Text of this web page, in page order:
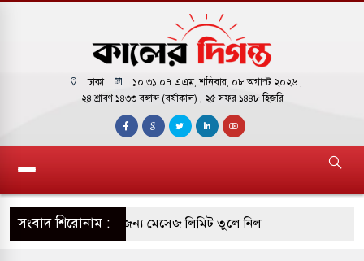
ঢাকা ১০:৩১:০৮ এএম, শনিবার, ০৮ অগাস্ট ২০২৬ ,
২৪ শ্রাবণ ১৪৩৩ বঙ্গাব্দ (বর্ষাকাল) , ২৫ সফর ১৪৪৮ হিজরি
সংবাদ শিরোনাম :
ফ্রি ব্যবহারকারীদের জন্য মেসেজ লিমিট তুলে নিল